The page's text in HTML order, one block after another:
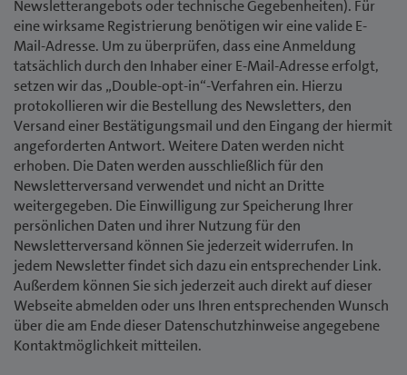
Newsletterangebots oder technische Gegebenheiten). Für
eine wirksame Registrierung benötigen wir eine valide E-
Mail-Adresse. Um zu überprüfen, dass eine Anmeldung
tatsächlich durch den Inhaber einer E-Mail-Adresse erfolgt,
setzen wir das „Double-opt-in“-Verfahren ein. Hierzu
protokollieren wir die Bestellung des Newsletters, den
Versand einer Bestätigungsmail und den Eingang der hiermit
angeforderten Antwort. Weitere Daten werden nicht
erhoben. Die Daten werden ausschließlich für den
Newsletterversand verwendet und nicht an Dritte
weitergegeben. Die Einwilligung zur Speicherung Ihrer
persönlichen Daten und ihrer Nutzung für den
Newsletterversand können Sie jederzeit widerrufen. In
jedem Newsletter findet sich dazu ein entsprechender Link.
Außerdem können Sie sich jederzeit auch direkt auf dieser
Webseite abmelden oder uns Ihren entsprechenden Wunsch
über die am Ende dieser Datenschutzhinweise angegebene
Kontaktmöglichkeit mitteilen.